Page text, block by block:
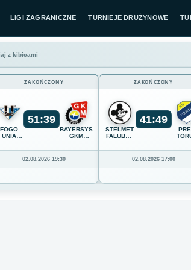
LIGI ZAGRANICZNE TURNIEJE DRUŻYNOWE
z kibicami
ZAKOŃCZONY
FOGO
UNIA
51:39
BAYERSYSTEM
GKM
02.08.2026 19:30
ZAKOŃCZONY
STELMET
FALUBAZ
GÓRA
41:49
02.08.2026 17:00